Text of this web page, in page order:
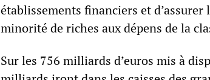
établissements financiers et
minorité de riches aux dépens de la
Sur les 756 milliards d’euros mis à